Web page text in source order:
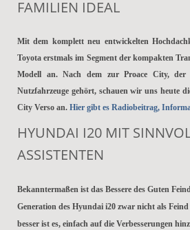
FAMILIEN IDEAL
Mit dem komplett neu entwickelten
Toyota erstmals im Segment der kompakten
Modell an. Nach dem zur Proace City, der
Nutzfahrzeuge gehört, schauen wir uns heute
City Verso an. Hier gibt es Radiobeitrag,
HYUNDAI I20 MIT
ASSISTENTEN
Bekanntermaßen ist das Bessere des Guten
Generation des Hyundai i20 zwar nicht als
besser ist es, einfach auf die Verbesserungen